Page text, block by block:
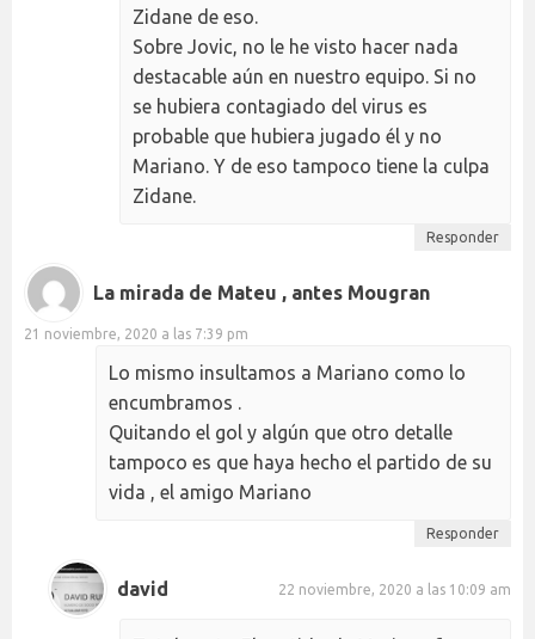
Zidane de eso.
Sobre Jovic, no le he visto hacer nada
destacable aún en nuestro equipo. Si no
se hubiera contagiado del virus es
probable que hubiera jugado él y no
Mariano. Y de eso tampoco tiene la culpa
Zidane.
Responder
La mirada de Mateu , antes Mougran
21 noviembre, 2020 a las 7:39 pm
Lo mismo insultamos a Mariano como lo
encumbramos .
Quitando el gol y algún que otro detalle
tampoco es que haya hecho el partido de su
vida , el amigo Mariano
Responder
david 22 noviembre, 2020 a las 10:09 am